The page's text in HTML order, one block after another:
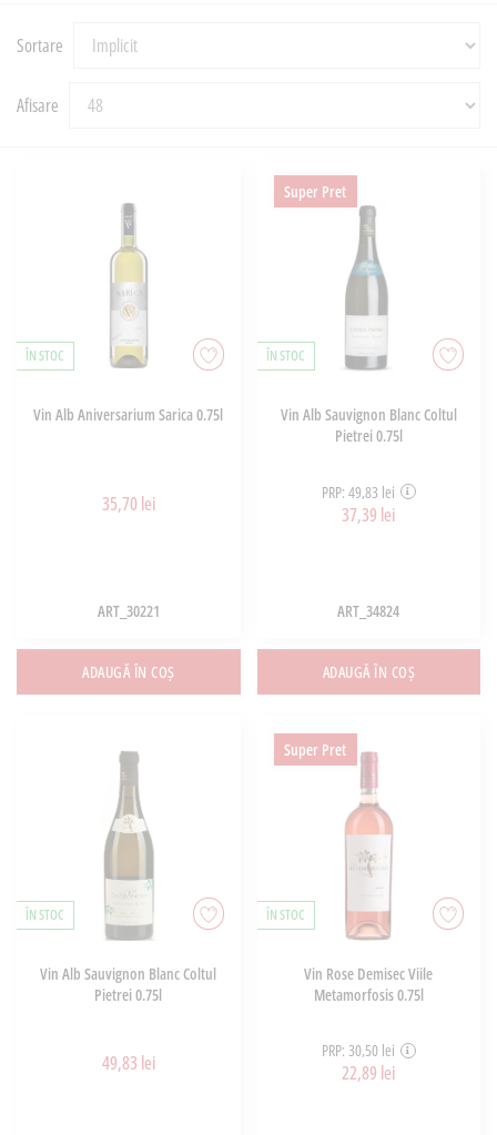
Sortare
Afisare
ÎN STOC
Vin Alb Aniversarium Sarica 0.75l
35,70 lei
ART_30221
ADAUGĂ ÎN COȘ
Super Pret
ÎN STOC
Vin Alb Sauvignon Blanc Coltul
Pietrei 0.75l
PRP: 49,83 lei
37,39 lei
ART_34824
ADAUGĂ ÎN COȘ
ÎN STOC
Vin Alb Sauvignon Blanc Coltul
Pietrei 0.75l
49,83 lei
Super Pret
ÎN STOC
Vin Rose Demisec Viile
Metamorfosis 0.75l
PRP: 30,50 lei
22,89 lei